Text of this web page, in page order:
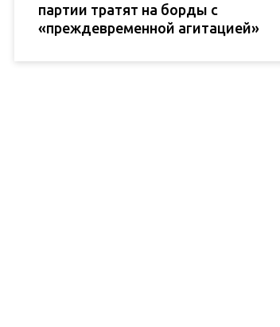
партии тратят на борды с
«преждевременной агитацией»